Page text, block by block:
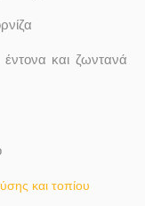
και ζωντανά
και τοπίου